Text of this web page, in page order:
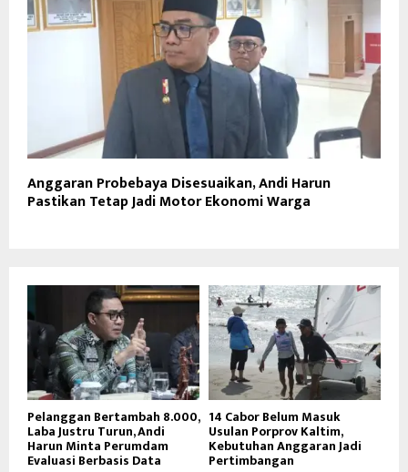
Anggaran Probebaya Disesuaikan, Andi Harun
Pastikan Tetap Jadi Motor Ekonomi Warga
Pelanggan Bertambah 8.000,
Laba Justru Turun, Andi
Harun Minta Perumdam
Evaluasi Berbasis Data
14 Cabor Belum Masuk
Usulan Porprov Kaltim,
Kebutuhan Anggaran Jadi
Pertimbangan